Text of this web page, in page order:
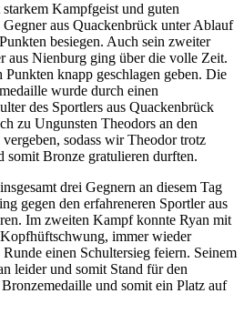
Kampfgeist und guten
aus Quackenbrück unter Ablauf
besiegen. Auch sein zweiter
aus Nienburg ging über die volle Zeit.
knapp geschlagen geben. Die
wurde durch einen
des Sportlers aus Quackenbrück
zu Ungunsten Theodors an den
sodass wir Theodor trotz
somit Bronze gratulieren durften.
drei Gegnern an diesem Tag
gegen den erfahreneren Sportler aus
Im zweiten Kampf konnte Ryan mit
immer wieder
einen Schultersieg feiern. Seinem
leider und somit Stand für den
und somit ein Platz auf